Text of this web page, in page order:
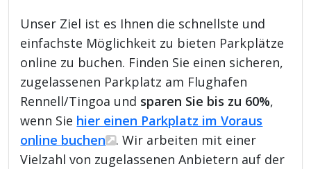
Unser Ziel ist es Ihnen die schnellste und
einfachste Möglichkeit zu bieten Parkplätze
online zu buchen. Finden Sie einen sicheren,
zugelassenen Parkplatz am Flughafen
Rennell/Tingoa und sparen Sie bis zu 60%,
wenn Sie hier einen Parkplatz im Voraus
online buchen
. Wir arbeiten mit einer
Vielzahl von zugelassenen Anbietern auf der